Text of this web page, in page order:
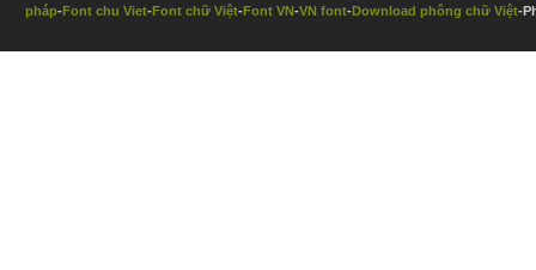
pháp-Font chu Viet-Font chữ Việt-Font VN-VN font-Download phông chữ Việt-